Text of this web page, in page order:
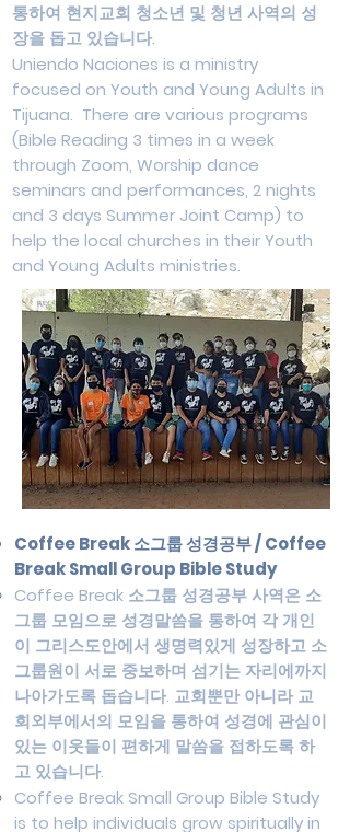
통하여 현지교회 청소년 및 청년 사역의 성
장을 돕고 있습니다.
Uniendo Naciones is a ministry
focused on Youth and Young Adults in
Tijuana. There are various programs
(Bible Reading 3 times in a week
through Zoom, Worship dance
seminars and performances, 2 nights
and 3 days Summer Joint Camp) to
help the local churches in their Youth
and Young Adults ministries.
Coffee Break 소그룹 성경공부 / Coffee
Break Small Group Bible Study
Coffee Break 소그룹 성경공부 사역은 소
그룹 모임으로 성경말씀을 통하여 각 개인
이 그리스도안에서 생명력있게 성장하고 소
그룹원이 서로 중보하며 섬기는 자리에까지
나아가도록 돕습니다. 교회뿐만 아니라 교
회외부에서의 모임을 통하여 성경에 관심이
있는 이웃들이 편하게 말씀을 접하도록 하
고 있습니다.
Coffee Break Small Group Bible Study
is to help individuals grow spiritually in